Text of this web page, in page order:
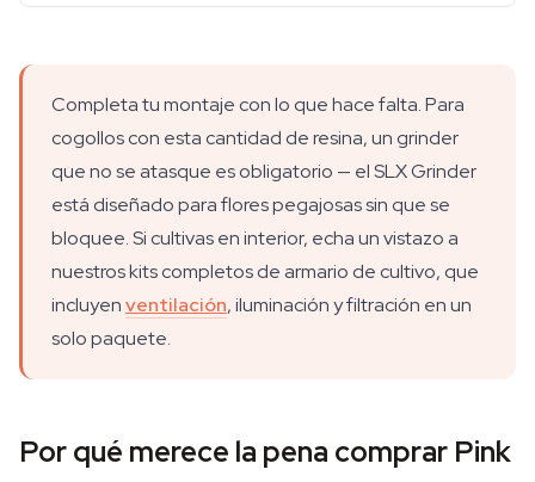
Completa tu montaje con lo que hace falta. Para
cogollos con esta cantidad de resina, un grinder
que no se atasque es obligatorio — el SLX Grinder
está diseñado para flores pegajosas sin que se
bloquee. Si cultivas en interior, echa un vistazo a
nuestros kits completos de armario de cultivo, que
incluyenventilación, iluminación y filtración en un
solo paquete.
Por qué merece la pena comprar Pink